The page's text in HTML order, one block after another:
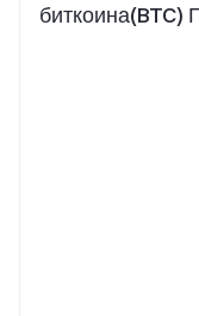
биткоина(BTC)